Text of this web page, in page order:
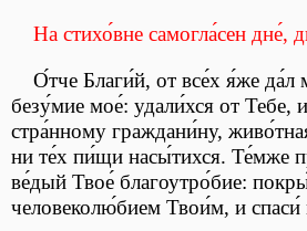
На стихо́вне самогла́сен дне́,
О́тче Благи́й, от все́х я́же
безу́мие мое́: удали́хся от Тебе,
стра́нному граждани́ну,
ни те́х пи́щи насы́тихся. Те́мже
ве́дый Твое́ благоутро́бие:
человеколю́бием Твои́м, и спаси́